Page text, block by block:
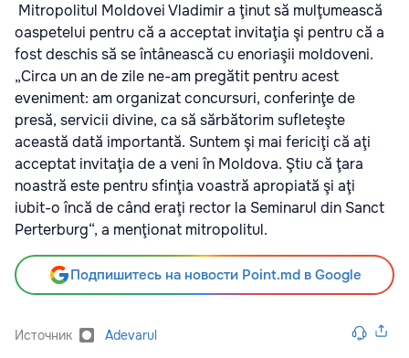
Mitropolitul Moldovei Vladimir a ţinut să mulţumească
oaspetelui pentru că a acceptat invitaţia şi pentru că a
fost deschis să se întânească cu enoriaşii moldoveni.
„Circa un an de zile ne-am pregătit pentru acest
eveniment: am organizat concursuri, conferinţe de
presă, servicii divine, ca să sărbătorim sufleteşte
această dată importantă. Suntem şi mai fericiţi că aţi
acceptat invitaţia de a veni în Moldova. Ştiu că ţara
noastră este pentru sfinţia voastră apropiată şi aţi
iubit-o încă de când eraţi rector la Seminarul din Sanct
Perterburg“, a menţionat mitropolitul.
Подпишитесь на новости Point.md в Google
Источник Adevarul